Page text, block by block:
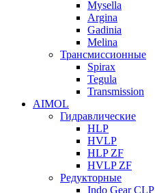
Mysella
Argina
Gadinia
Melina
Трансмиссионные
Spirax
Tegula
Transmission
AIMOL
Гидравлические
HLP
HVLP
HLP ZF
HVLP ZF
Редукторные
Indo Gear CLP